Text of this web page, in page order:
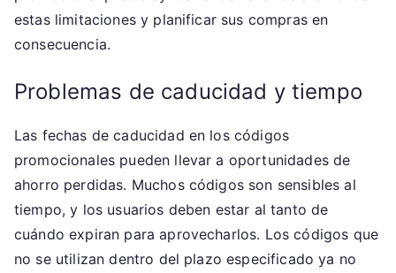
estas limitaciones y planificar sus compras en
consecuencia.
Problemas de caducidad y tiempo
Las fechas de caducidad en los códigos
promocionales pueden llevar a oportunidades de
ahorro perdidas. Muchos códigos son sensibles al
tiempo, y los usuarios deben estar al tanto de
cuándo expiran para aprovecharlos. Los códigos que
no se utilizan dentro del plazo especificado ya no